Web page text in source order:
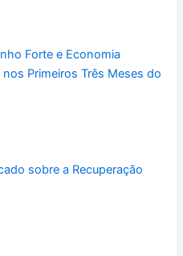
Forte e Economia
nos Primeiros Três Meses do
sobre a Recuperação